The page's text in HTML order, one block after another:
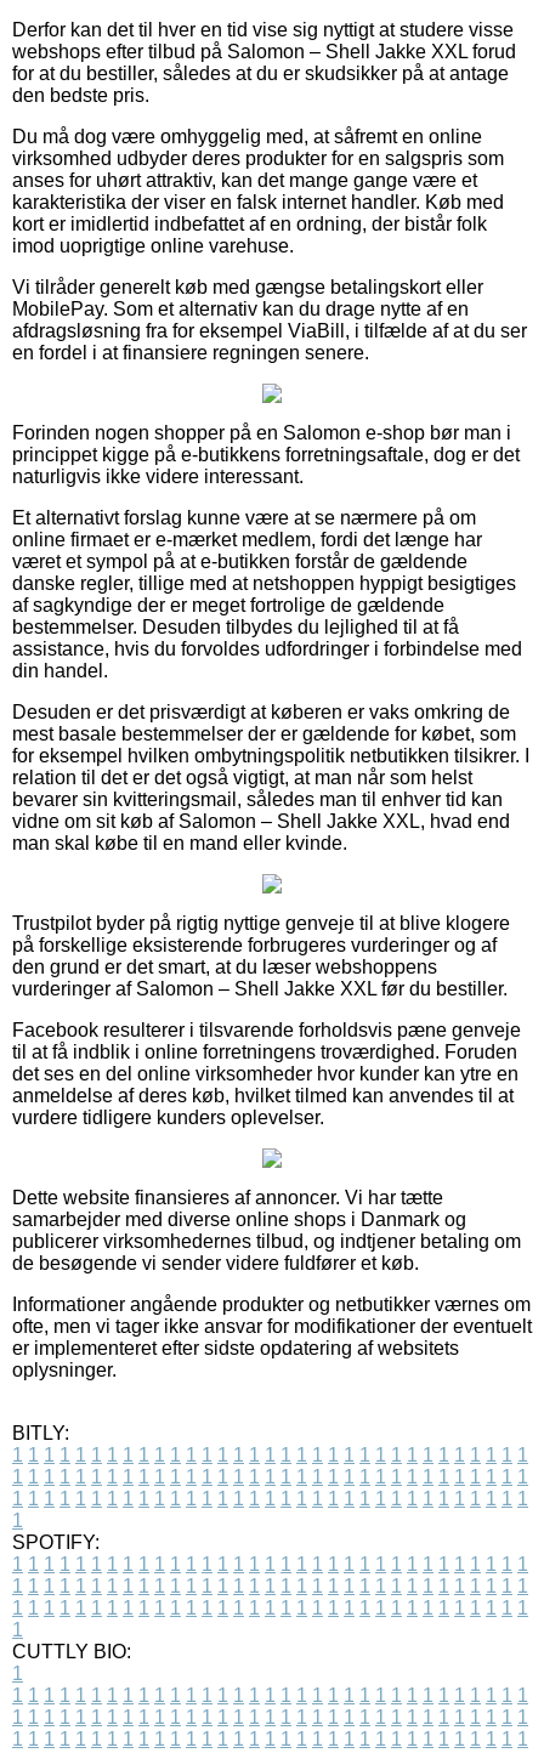
Derfor kan det til hver en tid vise sig nyttigt at studere visse
webshops efter tilbud på Salomon – Shell Jakke XXL forud
for at du bestiller, således at du er skudsikker på at antage
den bedste pris.
Du må dog være omhyggelig med, at såfremt en online
virksomhed udbyder deres produkter for en salgspris som
anses for uhørt attraktiv, kan det mange gange være et
karakteristika der viser en falsk internet handler. Køb med
kort er imidlertid indbefattet af en ordning, der bistår folk
imod uoprigtige online varehuse.
Vi tilråder generelt køb med gængse betalingskort eller
MobilePay. Som et alternativ kan du drage nytte af en
afdragsløsning fra for eksempel ViaBill, i tilfælde af at du ser
en fordel i at finansiere regningen senere.
Forinden nogen shopper på en Salomon e-shop bør man i
princippet kigge på e-butikkens forretningsaftale, dog er det
naturligvis ikke videre interessant.
Et alternativt forslag kunne være at se nærmere på om
online firmaet er e-mærket medlem, fordi det længe har
været et sympol på at e-butikken forstår de gældende
danske regler, tillige med at netshoppen hyppigt besigtiges
af sagkyndige der er meget fortrolige de gældende
bestemmelser. Desuden tilbydes du lejlighed til at få
assistance, hvis du forvoldes udfordringer i forbindelse med
din handel.
Desuden er det prisværdigt at køberen er vaks omkring de
mest basale bestemmelser der er gældende for købet, som
for eksempel hvilken ombytningspolitik netbutikken tilsikrer. I
relation til det er det også vigtigt, at man når som helst
bevarer sin kvitteringsmail, således man til enhver tid kan
vidne om sit køb af Salomon – Shell Jakke XXL, hvad end
man skal købe til en mand eller kvinde.
Trustpilot byder på rigtig nyttige genveje til at blive klogere
på forskellige eksisterende forbrugeres vurderinger og af
den grund er det smart, at du læser webshoppens
vurderinger af Salomon – Shell Jakke XXL før du bestiller.
Facebook resulterer i tilsvarende forholdsvis pæne genveje
til at få indblik i online forretningens troværdighed. Foruden
det ses en del online virksomheder hvor kunder kan ytre en
anmeldelse af deres køb, hvilket tilmed kan anvendes til at
vurdere tidligere kunders oplevelser.
Dette website finansieres af annoncer. Vi har tætte
samarbejder med diverse online shops i Danmark og
publicerer virksomhedernes tilbud, og indtjener betaling om
de besøgende vi sender videre fuldfører et køb.
Informationer angående produkter og netbutikker værnes om
ofte, men vi tager ikke ansvar for modifikationer der eventuelt
er implementeret efter sidste opdatering af websitets
oplysninger.
BITLY:
1 1 1 1 1 1 1 1 1 1 1 1 1 1 1 1 1 1 1 1 1 1 1 1 1 1 1 1 1 1 1 1 1
1 1 1 1 1 1 1 1 1 1 1 1 1 1 1 1 1 1 1 1 1 1 1 1 1 1 1 1 1 1 1 1 1
1 1 1 1 1 1 1 1 1 1 1 1 1 1 1 1 1 1 1 1 1 1 1 1 1 1 1 1 1 1 1 1 1
1
SPOTIFY:
1 1 1 1 1 1 1 1 1 1 1 1 1 1 1 1 1 1 1 1 1 1 1 1 1 1 1 1 1 1 1 1 1
1 1 1 1 1 1 1 1 1 1 1 1 1 1 1 1 1 1 1 1 1 1 1 1 1 1 1 1 1 1 1 1 1
1 1 1 1 1 1 1 1 1 1 1 1 1 1 1 1 1 1 1 1 1 1 1 1 1 1 1 1 1 1 1 1 1
1
CUTTLY BIO:
1
1 1 1 1 1 1 1 1 1 1 1 1 1 1 1 1 1 1 1 1 1 1 1 1 1 1 1 1 1 1 1 1 1
1 1 1 1 1 1 1 1 1 1 1 1 1 1 1 1 1 1 1 1 1 1 1 1 1 1 1 1 1 1 1 1 1
1 1 1 1 1 1 1 1 1 1 1 1 1 1 1 1 1 1 1 1 1 1 1 1 1 1 1 1 1 1 1 1 1